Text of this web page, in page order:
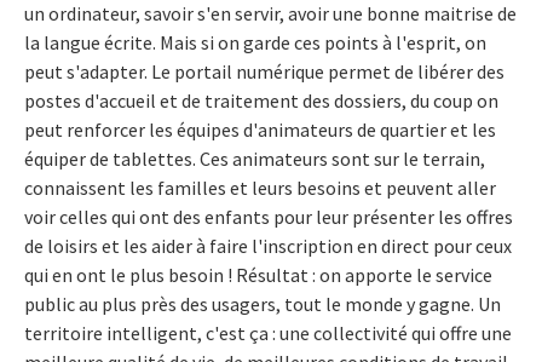
un ordinateur, savoir s'en servir, avoir une bonne maitrise de
la langue écrite. Mais si on garde ces points à l'esprit, on
peut s'adapter. Le portail numérique permet de libérer des
postes d'accueil et de traitement des dossiers, du coup on
peut renforcer les équipes d'animateurs de quartier et les
équiper de tablettes. Ces animateurs sont sur le terrain,
connaissent les familles et leurs besoins et peuvent aller
voir celles qui ont des enfants pour leur présenter les offres
de loisirs et les aider à faire l'inscription en direct pour ceux
qui en ont le plus besoin ! Résultat : on apporte le service
public au plus près des usagers, tout le monde y gagne. Un
territoire intelligent, c'est ça : une collectivité qui offre une